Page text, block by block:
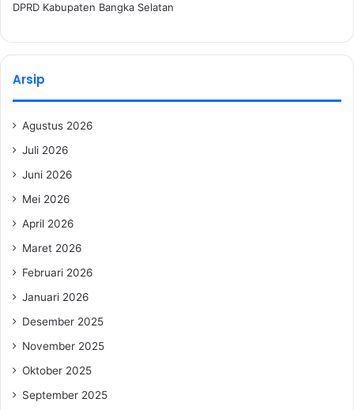
DPRD Kabupaten Bangka Selatan
Arsip
Agustus 2026
Juli 2026
Juni 2026
Mei 2026
April 2026
Maret 2026
Februari 2026
Januari 2026
Desember 2025
November 2025
Oktober 2025
September 2025